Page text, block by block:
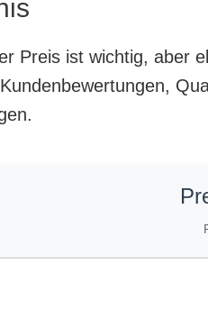
Preis ist wichtig, aber